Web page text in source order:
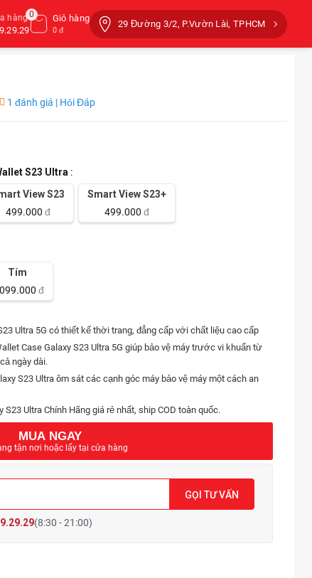
hàng Giỏ hàng
0 đ
0
29 Đường 3/2, P.Vườn Lài, TPHCM
1 đánh giá | Hỏi Đáp
S23 Ultra:
View S23
499.000 đ
Smart View S23+
499.000 đ
Tím
đ
Ultra 5G có thiết kế thời trang, đẳng cấp với chất liệu cao cấp
Case Galaxy S23 Ultra 5G giúp bảo vệ máy trước vi khuẩn từ
ngày dài.
S23 Ultra ôm sát các cạnh góc máy bảo vệ máy một cách an
Ultra Chính Hãng giá rẻ nhất, ship COD toàn quốc.
MUA NGAY
tận nơi hoặc lấy tại cửa hàng
GỌI TƯ VẤN
(8:30 - 21:00)